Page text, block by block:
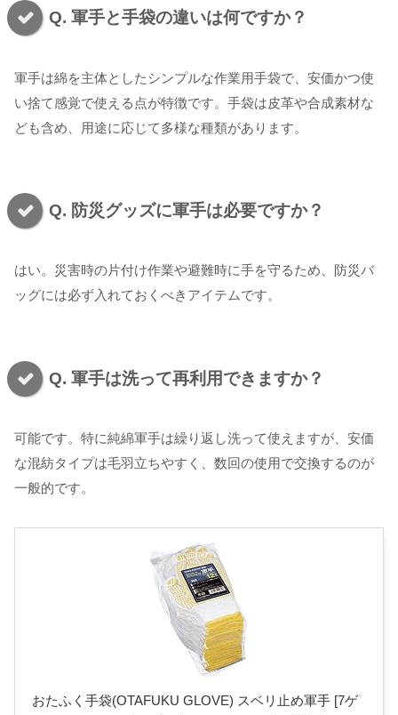
Q. 軍手と手袋の違いは何ですか？
軍手は綿を主体としたシンプルな作業用手袋で、安価かつ使
い捨て感覚で使える点が特徴です。手袋は皮革や合成素材な
ども含め、用途に応じて多様な種類があります。
Q. 防災グッズに軍手は必要ですか？
はい。災害時の片付け作業や避難時に手を守るため、防災バ
ッグには必ず入れておくべきアイテムです。
Q. 軍手は洗って再利用できますか？
可能です。特に純綿軍手は繰り返し洗って使えますが、安価
な混紡タイプは毛羽立ちやすく、数回の使用で交換するのが
一般的です。
おたふく手袋(OTAFUKU GLOVE) スベリ止め軍手 [7ゲ